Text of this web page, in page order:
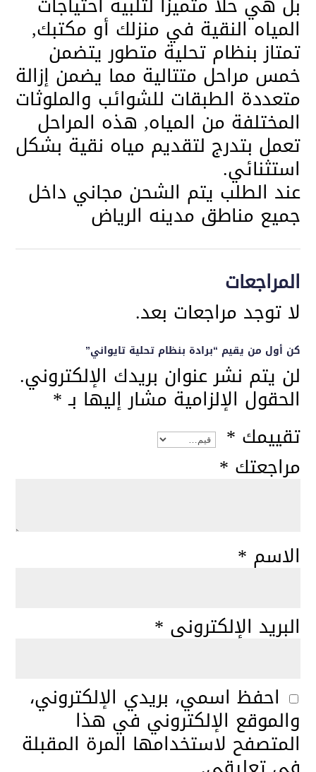
المياه النقية في منزلك أو مكتبك,
تمتاز بنظام تحلية متطور يتضمن
خمس مراحل متتالية مما يضمن إزالة
متعددة الطبقات للشوائب والملوثات
المختلفة من المياه, هذه المراحل
تعمل بتدرج لتقديم مياه نقية بشكل
استثنائي.
عند الطلب يتم الشحن مجاني داخل
جميع مناطق مدينه الرياض
المراجعات
لا توجد مراجعات بعد.
كن أول من يقيم “برادة بنظام تحلية تايواني”
لن يتم نشر عنوان بريدك الإلكتروني.
الحقول الإلزامية مشار إليها بـ*
تقييمك *
مراجعتك *
الاسم *
البريد الإلكتروني *
احفظ اسمي، بريدي الإلكتروني،
والموقع الإلكتروني في هذا
المتصفح لاستخدامها المرة المقبلة